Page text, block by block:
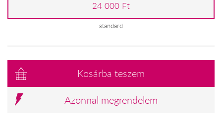
24 000 Ft
standard
Kosárba teszem
Azonnal megrendelem